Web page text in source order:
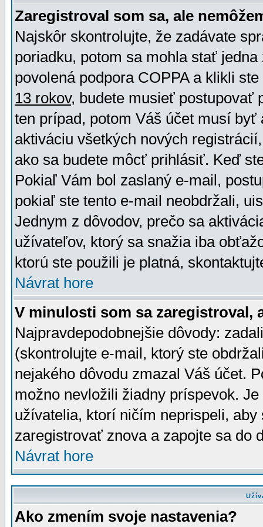
Zaregistroval som sa, ale
Najskôr skontrolujte, že zadávate
poriadku, potom sa mohla stať
povolená podpora COPPA a klikli
13 rokov, budete musieť postupovať
ten prípad, potom Váš účet musí
aktiváciu všetkých nových
ako sa budete môcť prihlásiť. Keď
Pokiaľ Vám bol zaslaný e-mail,
pokiaľ ste tento e-mail neobdržali,
Jednym z dôvodov, prečo sa
užívateľov, ktorý sa snažia iba
ktorú ste použili je platná,
Návrat hore
V minulosti som sa zaregistroval,
Najpravdepodobnejšie dôvody:
(skontrolujte e-mail, ktorý ste
nejakého dôvodu zmazal Váš účet.
možno nevložili žiadny príspevok.
užívatelia, ktorí ničím neprispeli,
zaregistrovať znova a zapojte sa do
Návrat hore
Ako zmením svoje nastavenia?